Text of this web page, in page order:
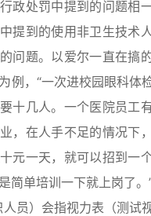
政处罚中提到的问题相
提到的使用非卫生技术
问题。以爱尔一直在搞
例，“一次进校园眼科体
十几人。一个医院员工
，在人手不足的情况下
元一天，就可以招到一
简单培训一下就上岗了。
员）会指视力表（测试